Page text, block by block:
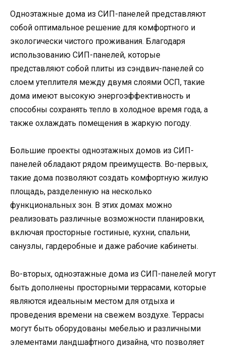
Одноэтажные дома из СИП-панелей представляют
собой оптимальное решение для комфортного и
экологически чистого проживания. Благодаря
использованию СИП-панелей, которые
представляют собой плиты из сэндвич-панелей со
слоем утеплителя между двумя слоями ОСП, такие
дома имеют высокую энергоэффективность и
способны сохранять тепло в холодное время года, а
также охлаждать помещения в жаркую погоду.
Большие проекты одноэтажных домов из СИП-
панелей обладают рядом преимуществ. Во-первых,
такие дома позволяют создать комфортную жилую
площадь, разделенную на несколько
функциональных зон. В этих домах можно
реализовать различные возможности планировки,
включая просторные гостиные, кухни, спальни,
санузлы, гардеробные и даже рабочие кабинеты.
Во-вторых, одноэтажные дома из СИП-панелей могут
быть дополнены просторными террасами, которые
являются идеальным местом для отдыха и
проведения времени на свежем воздухе. Террасы
могут быть оборудованы мебелью и различными
элементами ландшафтного дизайна, что позволяет